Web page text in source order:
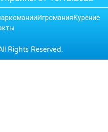
Rights Reserved.
ИгроманияКурение